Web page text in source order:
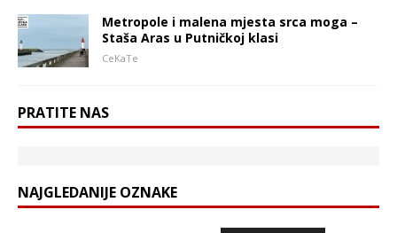
Metropole i malena mjesta srca moga –
Staša Aras u Putničkoj klasi
CeKaTe
PRATITE NAS
NAJGLEDANIJE OZNAKE